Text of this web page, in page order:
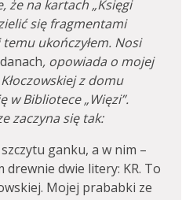
że na kartach „Księgi
się fragmentami
ukończyłem. Nosi
, opowiada o mojej
z domu
w Bibliotece „Więzi”.
zaczyna się tak:
ganku, a w nim –
drewnie dwie litery: KR. To
Mojej prababki ze